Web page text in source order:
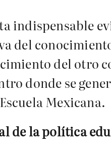
indispensable
del
del otro
donde se
Mexicana.
de la política